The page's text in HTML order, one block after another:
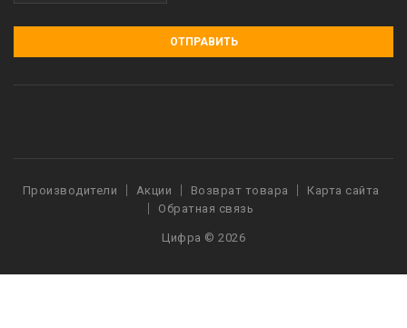
ОТПРАВИТЬ
Производители Акции Возврат товара
Карта сайта
Обратная связь
Цифра © 2026